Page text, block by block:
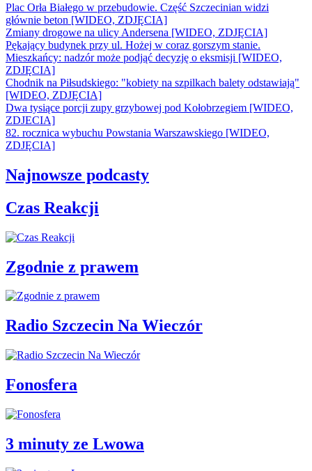
Plac Orła Białego w przebudowie. Część Szczecinian widzi
głównie beton [WIDEO, ZDJĘCIA]
Zmiany drogowe na ulicy Andersena [WIDEO, ZDJĘCIA]
Pękający budynek przy ul. Hożej w coraz gorszym stanie.
Mieszkańcy: nadzór może podjąć decyzję o eksmisji [WIDEO,
ZDJĘCIA]
Chodnik na Piłsudskiego: "kobiety na szpilkach balety odstawiają"
[WIDEO, ZDJĘCIA]
Dwa tysiące porcji zupy grzybowej pod Kołobrzegiem [WIDEO,
ZDJECIA]
82. rocznica wybuchu Powstania Warszawskiego [WIDEO,
ZDJĘCIA]
Najnowsze podcasty
Czas Reakcji
Zgodnie z prawem
Radio Szczecin Na Wieczór
Fonosfera
3 minuty ze Lwowa